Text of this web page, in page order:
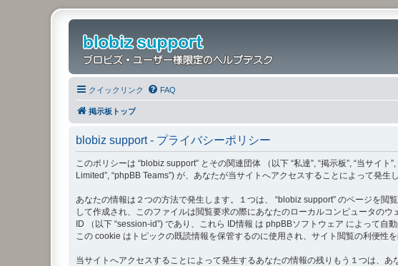
クイックリンク FAQ
掲示板トップ
blobiz support - プライバシーポリシー
このポリシーは “blobiz support” とその関連団体 （以下 “私達”, “掲示板”, “当サイ
Limited”, “phpBB Teams”) が、あなたが当サイトへアクセスすることによって発
あなたの情報は２つの方法で発生します。１つは、 “blobiz support” のページを
して作成され、このファイルは閲覧要求の際にあなたのローカルコンピュータの
ID （以下 “session-id”) であり、これら ID情報 は phpBBソフトウェア によって
この cookie はトピックの既読情報を保管するのに使用され、サイト閲覧の利便性を
当サイトへアクセスすることによって発生するあなたの情報の残りもう１つは、